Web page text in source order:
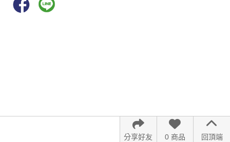
回頂端
0 商品
分享好友